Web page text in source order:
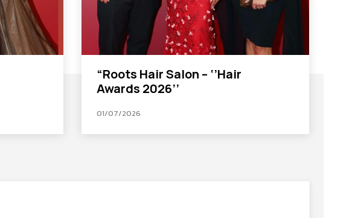
“Roots Hair Salon – ‘’Hair
Awards 2026’’
01/07/2026